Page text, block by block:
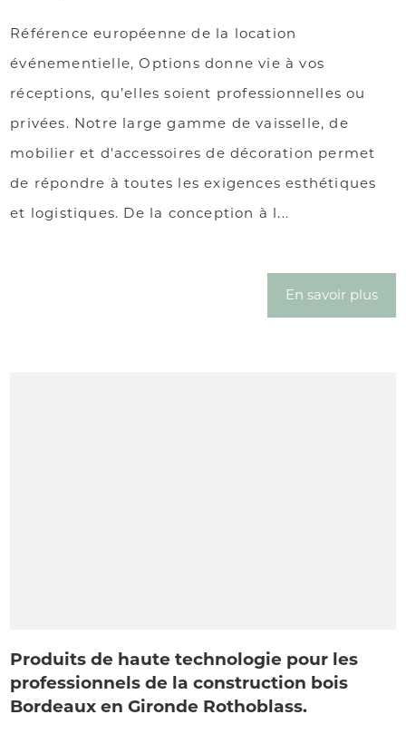
Référence européenne de la location
événementielle, Options donne vie à vos
réceptions, qu’elles soient professionnelles ou
privées. Notre large gamme de vaisselle, de
mobilier et d'accessoires de décoration permet
de répondre à toutes les exigences esthétiques
et logistiques. De la conception à l...
En savoir plus
Produits de haute technologie pour les
professionnels de la construction bois
Bordeaux en Gironde Rothoblass.